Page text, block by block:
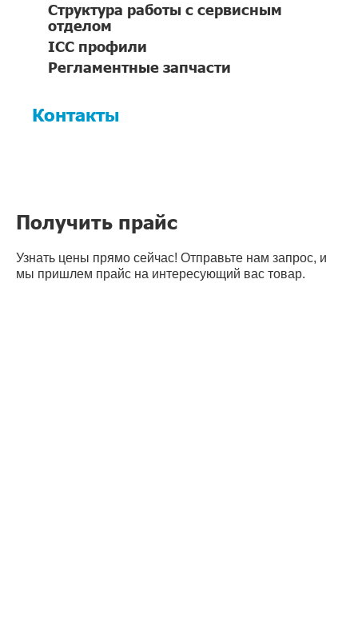
Структура работы с сервисным
отделом
ICC профили
Регламентные запчасти
Контакты
Получить прайс
Узнать цены прямо сейчас! Отправьте нам запрос, и
мы пришлем прайс на интересующий вас товар.